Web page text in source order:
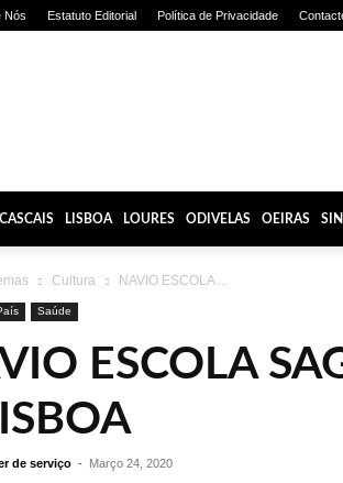
Nós Estatuto Editorial Política de Privacidade
CASCAIS LISBOA LOURES ODIVELAS OEIRAS
Cultura NAVIO ESCOLA ...
Saúde
ESCOLA
de serviço - Março 24, 2020